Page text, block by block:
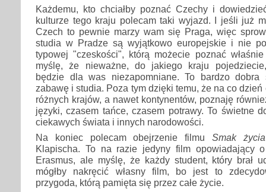
Każdemu, kto chciałby poznać Czechy i
kulturze tego kraju polecam taki wyjazd. I jeśli już
Czech to pewnie marzy wam się Praga, więc
studia w Pradze są wyjątkowo europejskie i nie
typowej "czeskości", którą możecie poznać
myślę, że nieważne, do jakiego kraju
będzie dla was niezapomniane. To bardzo dobra
zabawę i studia. Poza tym dzięki temu, że na co
różnych krajów, a nawet kontynentów, poznaję
języki, czasem tańce, czasem potrawy. To świetne
ciekawych świata i innych narodowości.
Na koniec polecam obejrzenie filmu Smak życia
Klapischa. To na razie jedyny film opowiadający
Erasmus, ale myślę, że każdy student, który brał
mógłby nakręcić własny film, bo jest to
przygoda, którą pamięta się przez całe życie.